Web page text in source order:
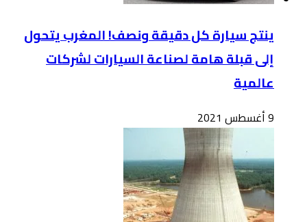
ينتج سيارة كل دقيقة ونصف! المغرب يتحول
إلى قبلة هامة لصناعة السيارات لشركات
عالمية
9 أغسطس 2021